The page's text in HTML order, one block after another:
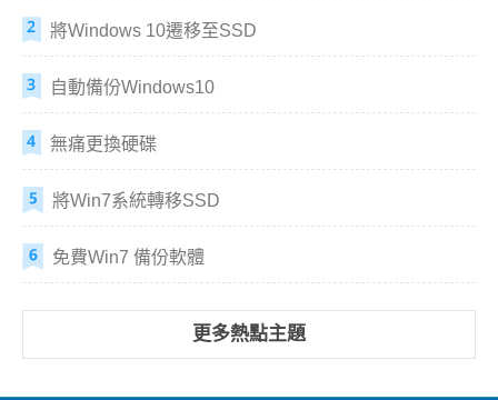
將Windows 10遷移至SSD
自動備份Windows10
無痛更換硬碟
將Win7系統轉移SSD
免費Win7 備份軟體
更多熱點主題